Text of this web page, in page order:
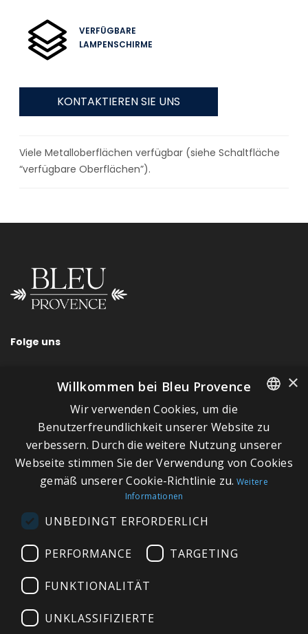
VERFÜGBARE
LAMPENSCHIRME
KONTAKTIEREN SIE UNS
Viele Metalloberflächen verfügbar (siehe Schaltfläche
“verfügbare Oberflächen”).
Folge uns
SCHNELLLINKS
Über Bleu Provence
Impressum
Geschäftsbedingungen
Kontaktieren Sie uns
Besuchen Sie unseren Showroom
FRENCH
ITALIAN
×
Willkommen bei Bleu Provence
Wir verwenden Cookies, um die
Benutzerfreundlichkeit unserer Website zu
verbessern. Durch die weitere Nutzung unserer
Webseite stimmen Sie der Verwendung von Cookies
gemäß unserer Cookie-Richtlinie zu. Weitere
Informationen
UNBEDINGT ERFORDERLICH
PERFORMANCE TARGETING
FUNKTIONALITÄT
UNKLASSIFIZIERTE